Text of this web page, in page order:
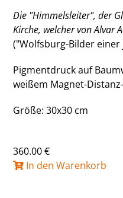
Die "Himmelsleiter", der
Kirche, welcher von Alvar
("Wolfsburg-Bilder einer
Pigmentdruck auf
weißem Magnet-
Größe: 30x30 cm
360.00 €
In den Warenkorb